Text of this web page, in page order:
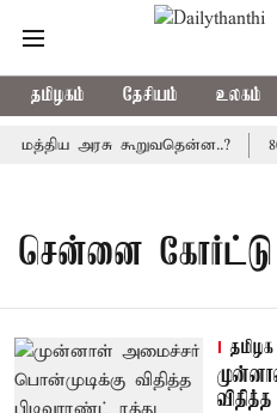
தமிழகம் தேசியம் உலகம்
அரசு கூறுவதென்ன..?
சென்னை கோர்ட்டு